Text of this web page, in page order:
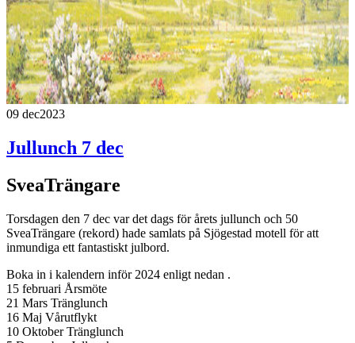
09 dec2023
Jullunch 7 dec
SveaTrängare
Torsdagen den 7 dec var det dags för årets jullunch och 50
SveaTrängare (rekord) hade samlats på Sjögestad motell för att
inmundiga ett fantastiskt julbord.
Boka in i kalendern inför 2024 enligt nedan .
15 februari Årsmöte
21 Mars Tränglunch
16 Maj Vårutflykt
10 Oktober Tränglunch